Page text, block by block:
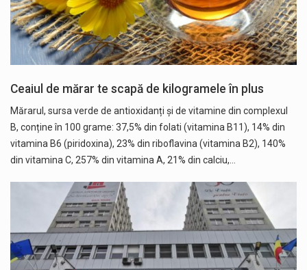
Ceaiul de mărar te scapă de kilogramele în plus
Mărarul, sursa verde de antioxidanți și de vitamine din complexul
B, conține în 100 grame: 37,5% din folati (vitamina B11), 14% din
vitamina B6 (piridoxina), 23% din riboflavina (vitamina B2), 140%
din vitamina C, 257% din vitamina A, 21% din calciu,…